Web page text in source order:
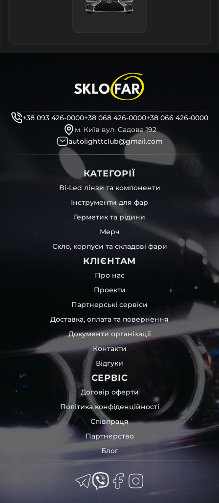
+38 093 426-0000+38 068 426-0000+38 066 426-0000
м. Київ вул. Садова 192
autolighttclub@gmail.com
КАТЕГОРІЇ
Bi-Led лінзи та компоненти
Інструменти для фар
Герметик та рідини
Мерч
Скло, корпуси та складові фари
КЛІЄНТАМ
Про нас
Проекти
Партнерські сервіси
Доставка, оплата та повернення
Документи організації
Контакти
Відгуки
СЕРВІС
Договір оферти
Політика конфіденційності
Співпраця
Партнерство
Блог